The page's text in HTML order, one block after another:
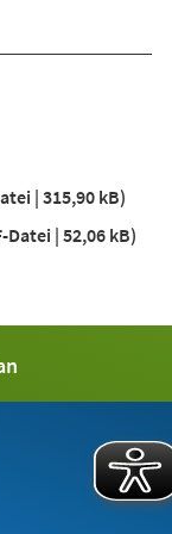
315,90 kB
-Datei 52,06 kB